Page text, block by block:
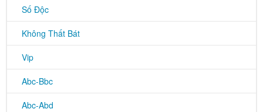
Số Độc
Không Thất Bát
Vip
Abc-Bbc
Abc-Abd